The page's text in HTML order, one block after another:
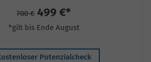
700 € 499 €*
*gilt bis Ende August
Potenzialcheck